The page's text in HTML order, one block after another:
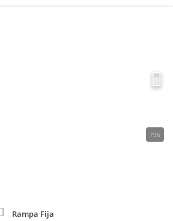
796
Rampa Fija